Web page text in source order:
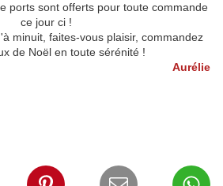
ports sont offerts pour toute commande
ce jour ci !
minuit, faites-vous plaisir, commandez
de Noël en toute sérénité !
Aurélie